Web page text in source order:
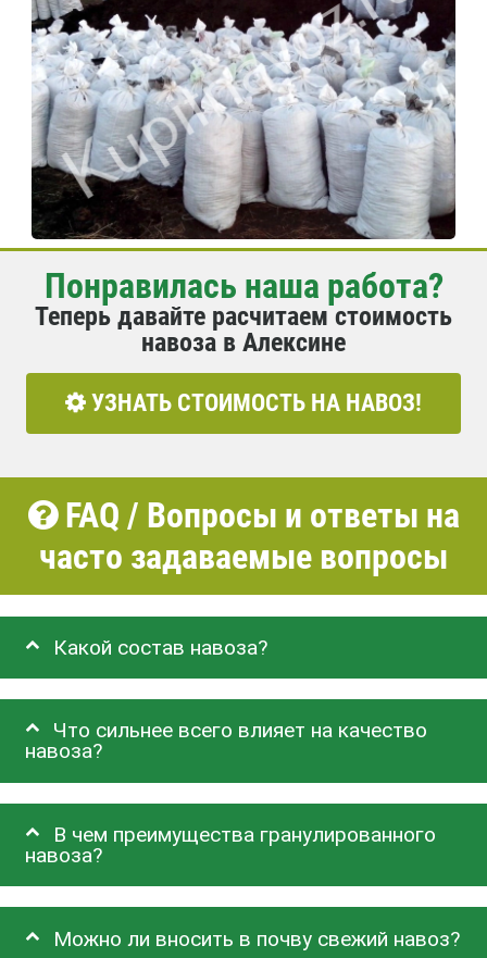
Понравилась наша работа?
Теперь давайте расчитаем стоимость
навоза в Алексине
УЗНАТЬ СТОИМОСТЬ НА НАВОЗ!
FAQ / Вопросы и ответы на
часто задаваемые вопросы
Какой состав навоза?
Что сильнее всего влияет на качество
навоза?
В чем преимущества гранулированного
навоза?
Можно ли вносить в почву свежий навоз?